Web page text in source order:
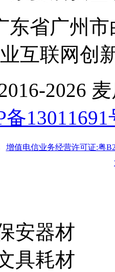
东省广州
互联网创
2026
13011691
增值电信业务经营许可证:粤
安器材
具耗材